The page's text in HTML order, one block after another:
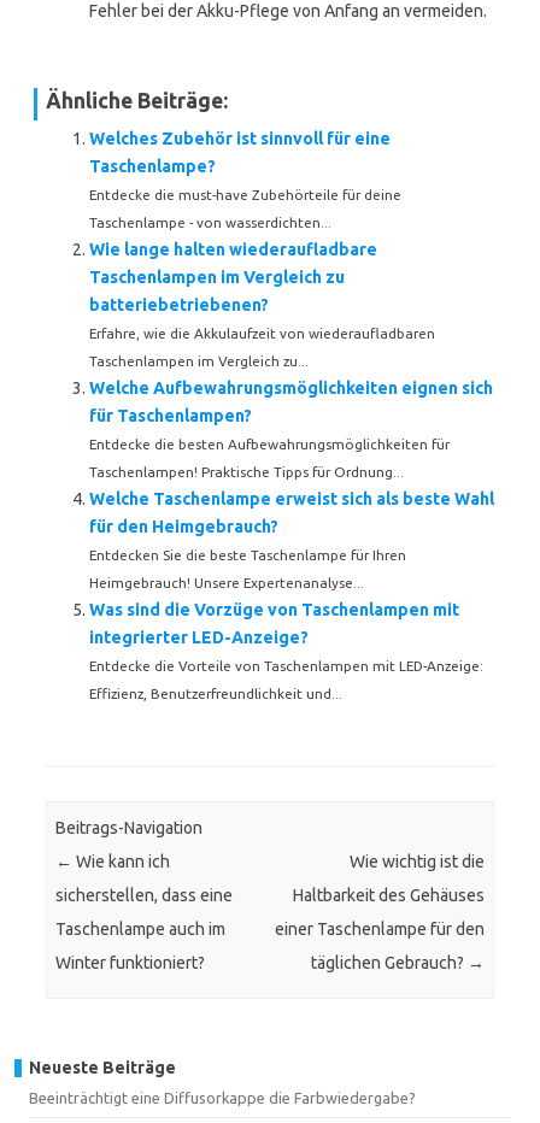
Fehler bei der Akku-Pflege von Anfang an vermeiden.
Ähnliche Beiträge:
Welches Zubehör ist sinnvoll für eine
Taschenlampe?
Entdecke die must-have Zubehörteile für deine
Taschenlampe - von wasserdichten...
Wie lange halten wiederaufladbare
Taschenlampen im Vergleich zu
batteriebetriebenen?
Erfahre, wie die Akkulaufzeit von wiederaufladbaren
Taschenlampen im Vergleich zu...
Welche Aufbewahrungsmöglichkeiten eignen sich
für Taschenlampen?
Entdecke die besten Aufbewahrungsmöglichkeiten für
Taschenlampen! Praktische Tipps für Ordnung...
Welche Taschenlampe erweist sich als beste Wahl
für den Heimgebrauch?
Entdecken Sie die beste Taschenlampe für Ihren
Heimgebrauch! Unsere Expertenanalyse...
Was sind die Vorzüge von Taschenlampen mit
integrierter LED-Anzeige?
Entdecke die Vorteile von Taschenlampen mit LED-Anzeige:
Effizienz, Benutzerfreundlichkeit und...
Beitrags-Navigation
← Wie kann ich
sicherstellen, dass eine
Taschenlampe auch im
Winter funktioniert?
Wie wichtig ist die
Haltbarkeit des Gehäuses
einer Taschenlampe für den
täglichen Gebrauch? →
Neueste Beiträge
Beeinträchtigt eine Diffusorkappe die Farbwiedergabe?